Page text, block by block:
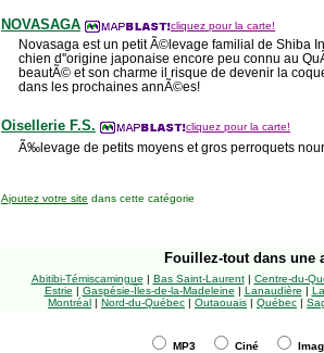
NOVASAGA cliquez pour la carte!
Novasaga est un petit Ã©levage familial de Shiba
chien d''origine japonaise encore peu connu au
beautÃ© et son charme il risque de devenir la
dans les prochaines annÃ©es!
Oisellerie F.S. cliquez pour la carte!
Ã‰levage de petits moyens et gros perroquets
Ajoutez votre site dans cette catégorie
Fouillez-tout dans une
Abitibi-Témiscamingue | Bas Saint-Laurent| Centre-du-
Estrie | Gaspésie-Îles-de-la-Madeleine | Lanaudière |
Montréal | Nord-du-Québec | Outaouais | Québec |
MP3 Ciné